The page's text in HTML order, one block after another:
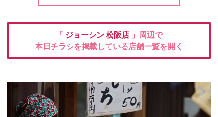
「 ジョーシン 松阪店 」周辺で
本日チラシを掲載している店舗一覧を開く